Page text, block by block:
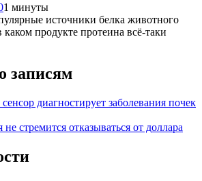
1 минуты
источники белка животного
продукте протеина всё-таки
записям
диагностирует заболевания почек
стремится отказываться от доллара